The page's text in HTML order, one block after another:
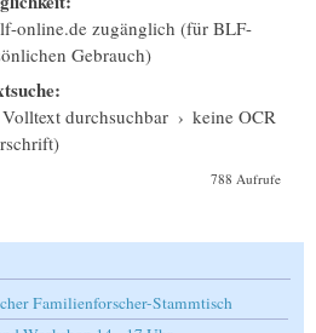
online.de zugänglich (für BLF-
Gebrauch)
durchsuchbar › keine OCR
788 Aufrufe
Familienforscher-Stammtisch